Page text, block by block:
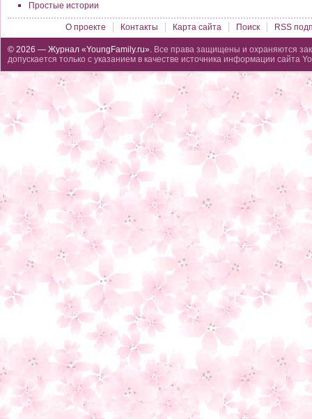
Простые истории
О проекте Контакты Карта сайта Поиск RSS
© 2026 — Журнал «YoungFamily.ru». Все права защищены и охраняются
допускается только с указанием в качестве источника информации сайта